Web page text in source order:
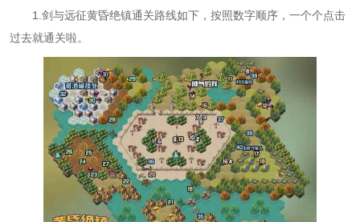
1.剑与远征黄昏绝镇通关路线如下，按照数字顺序，一个个点击
过去就通关啦。